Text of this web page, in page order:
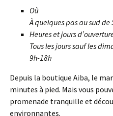
Où
À quelques pas au sud de
Heures et jours
Tous les jours sauf les
9h-18h
Depuis la boutique Aiba, le
minutes à pied. Mais vous
promenade tranquille et
environnantes.